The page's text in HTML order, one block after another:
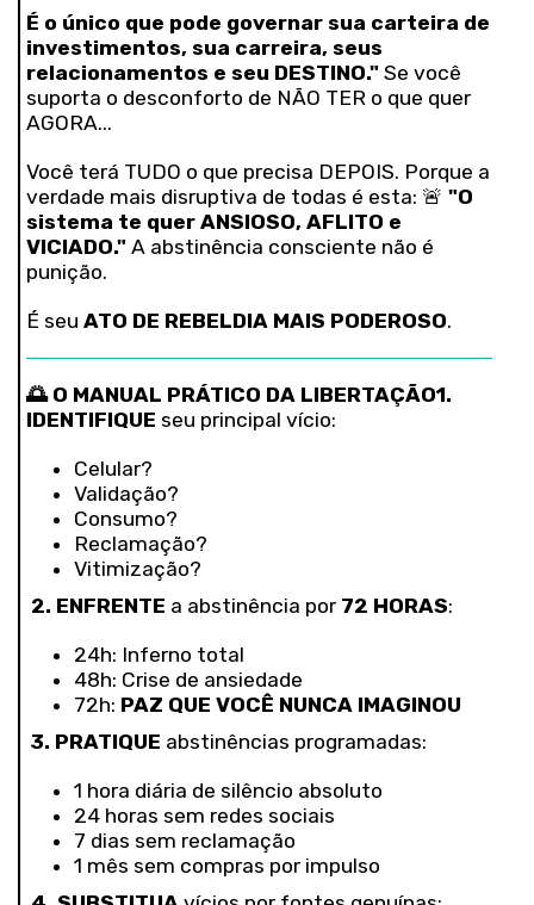
É o único que pode governar sua carteira de
investimentos, sua carreira, seus
relacionamentos e seu DESTINO." Se você
suporta o desconforto de NÃO TER o que quer
AGORA...
Você terá TUDO o que precisa DEPOIS. Porque a
verdade mais disruptiva de todas é esta: 🚨 "O
sistema te quer ANSIOSO, AFLITO e
VICIADO." A abstinência consciente não é
punição.
É seu ATO DE REBELDIA MAIS PODEROSO.
🌅 O MANUAL PRÁTICO DA LIBERTAÇÃO1.
IDENTIFIQUE seu principal vício:
Celular?
Validação?
Consumo?
Reclamação?
Vitimização?
2. ENFRENTE a abstinência por 72 HORAS:
24h: Inferno total
48h: Crise de ansiedade
72h: PAZ QUE VOCÊ NUNCA IMAGINOU
3. PRATIQUE abstinências programadas:
1 hora diária de silêncio absoluto
24 horas sem redes sociais
7 dias sem reclamação
1 mês sem compras por impulso